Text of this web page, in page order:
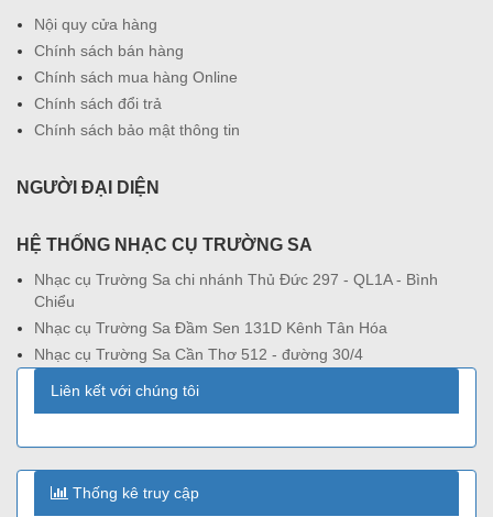
Nội quy cửa hàng
Chính sách bán hàng
Chính sách mua hàng Online
Chính sách đổi trả
Chính sách bảo mật thông tin
NGƯỜI ĐẠI DIỆN
HỆ THỐNG NHẠC CỤ TRƯỜNG SA
Nhạc cụ Trường Sa chi nhánh Thủ Đức 297 - QL1A - Bình
Chiểu
Nhạc cụ Trường Sa Đầm Sen 131D Kênh Tân Hóa
Nhạc cụ Trường Sa Cần Thơ 512 - đường 30/4
Liên kết với chúng tôi
Thống kê truy cập